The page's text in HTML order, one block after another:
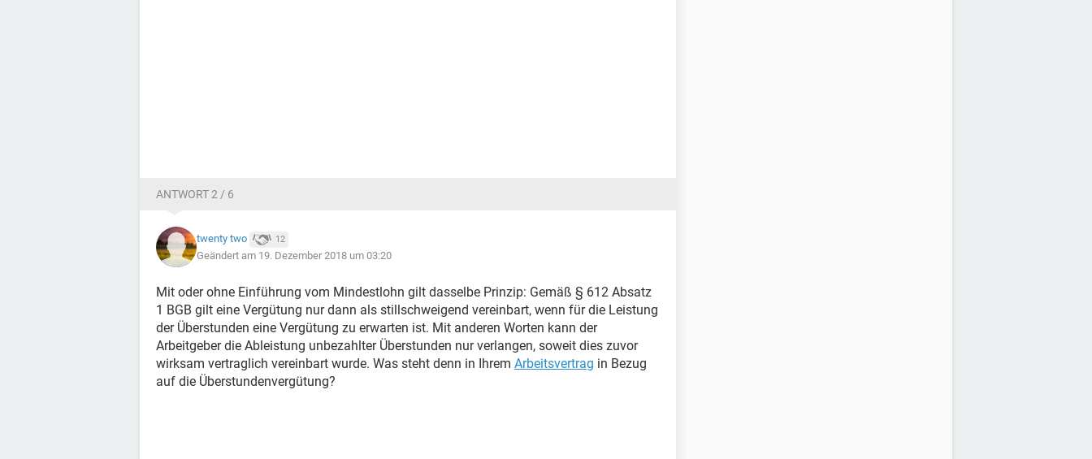
ANTWORT 2 / 6
twenty two 12
Geändert am 19. Dezember 2018 um 03:20
Mit oder ohne Einführung vom Mindestlohn gilt dasselbe Prinzip: Gemäß § 612 Absatz
1 BGB gilt eine Vergütung nur dann als stillschweigend vereinbart, wenn für die Leistung
der Überstunden eine Vergütung zu erwarten ist. Mit anderen Worten kann der
Arbeitgeber die Ableistung unbezahlter Überstunden nur verlangen, soweit dies zuvor
wirksam vertraglich vereinbart wurde. Was steht denn in Ihrem Arbeitsvertrag in Bezug
auf die Überstundenvergütung?